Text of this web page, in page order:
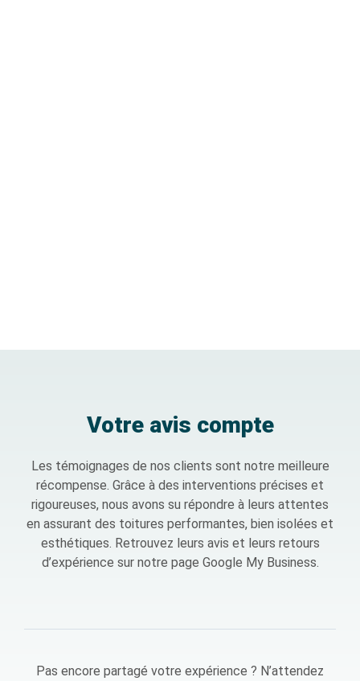
Votre avis compte
Les témoignages de nos clients sont notre meilleure
récompense. Grâce à des interventions précises et
rigoureuses, nous avons su répondre à leurs attentes
en assurant des toitures performantes, bien isolées et
esthétiques. Retrouvez leurs avis et leurs retours
d’expérience sur notre page Google My Business.
Pas encore partagé votre expérience ? N’attendez